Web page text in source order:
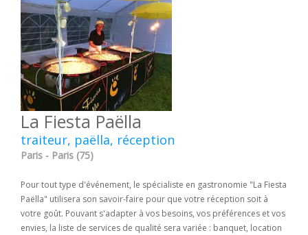
La Fiesta Paëlla
traiteur, paëlla, réception
Paris - Paris (75)
Pour tout type d'événement, le spécialiste en gastronomie "La Fiesta
Paëlla" utilisera son savoir-faire pour que votre réception soit à
votre goût. Pouvant s'adapter à vos besoins, vos préférences et vos
envies, la liste de services de qualité sera variée : banquet, location